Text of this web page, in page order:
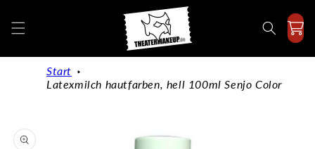
Inhalt
Start
Latexmilch hautfarben, hell 100ml Senjo Color